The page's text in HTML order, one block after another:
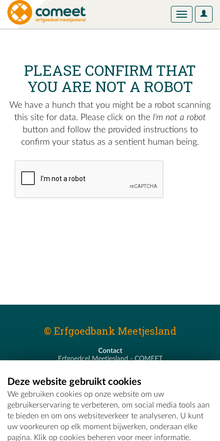
User
Toggle
PLEASE CONFIRM THAT
YOU ARE NOT A ROBOT
We have a hunch that you might be a robot scanning
this site for data. Please click on the I'm not a robot
button and follow the provided instructions to
confirm your status as a sentient human being.
© Erfgoedbank Meetjesland
Contact
Erfgoedcel Meetjesland - COMEET
T - 09 373 75 96
E -erfgoedcel@comeet.be
Deze website gebruikt cookies
We gebruiken cookies op onze website om uw
gebruikerservaring te verbeteren, om social media tools aan
te bieden en om ons websiteverkeer te analyseren. U kunt
uw voorkeuren op elk moment bijwerken, onderaan elke
pagina. Klik op cookies beheren voor meer informatie.